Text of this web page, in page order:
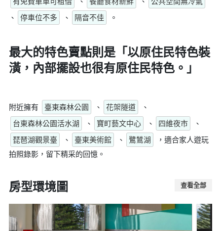
、
停車位不多 、 隔音不佳 。
最大的特色賣點則是「以原住民特色裝
潢，內部擺設也很有原住民特色。」
附近擁有 臺東森林公園 、 花架隧道
、
台東森林公園活水湖
、 寶町藝文中心 、 四維夜市
、
琵琶湖觀景臺
、 臺東美術館 、 鷺鷥湖
，適合家人遊玩
拍照錄影，留下精采的回憶。
房型環境圖 查看全部